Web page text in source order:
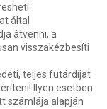
által
átvenni, a
visszakézbesíti
teljes futárdíjat
Ilyen esetben
számlája alapján